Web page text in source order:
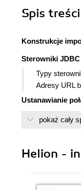
Spis treści
Konstrukcje
Sterowniki JDBC
Typy
Adresy URL
Ustanawianie
Używanie
Używanie
Dynamiczne
pokaż cały
Helion -